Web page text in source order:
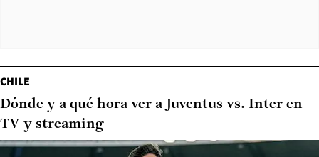
CHILE
Dónde y a qué hora ver a Juventus vs. Inter en
TV y streaming